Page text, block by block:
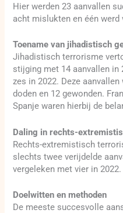
Hier werden 23 aanvallen
acht mislukten en één werd
Toename van jihadistisch
Jihadistisch terrorisme
stijging met 14 aanvallen in
zes in 2022. Deze
doden en 12 gewonden.
Spanje waren hierbij de
Daling in rechts-
Rechts-extremistisch
slechts twee verijdelde
vergeleken met vier in 2022.
Doelwitten en methoden
De meeste succesvolle